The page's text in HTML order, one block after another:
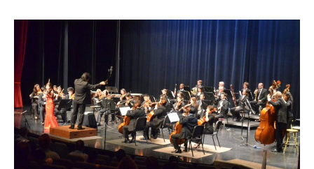
Photo
Gallery